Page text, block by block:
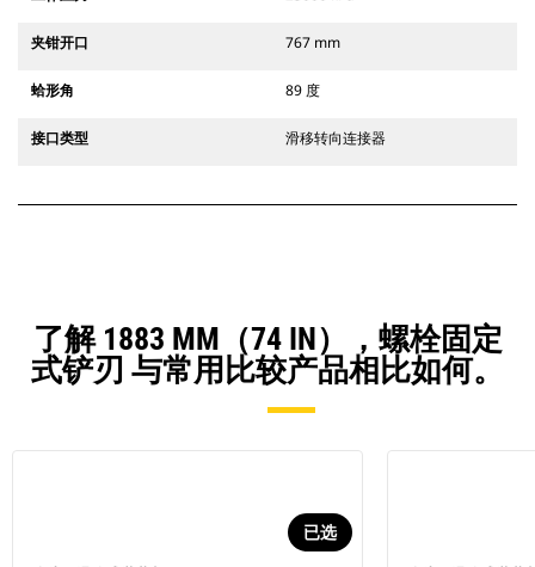
夹钳开口 767 mm
蛤形角 89 度
接口类型 滑移转向连接器
了解 1883 MM（74 IN），螺栓固定
式铲刃 与常用比较产品相比如何。
已选